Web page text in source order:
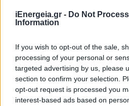
iEnergeia.gr - Do Not
Information
If you wish to opt-out of the sale,
processing of your personal or
targeted advertising by us, please
section to confirm your selection.
opt-out request is processed you
interest-based ads based on